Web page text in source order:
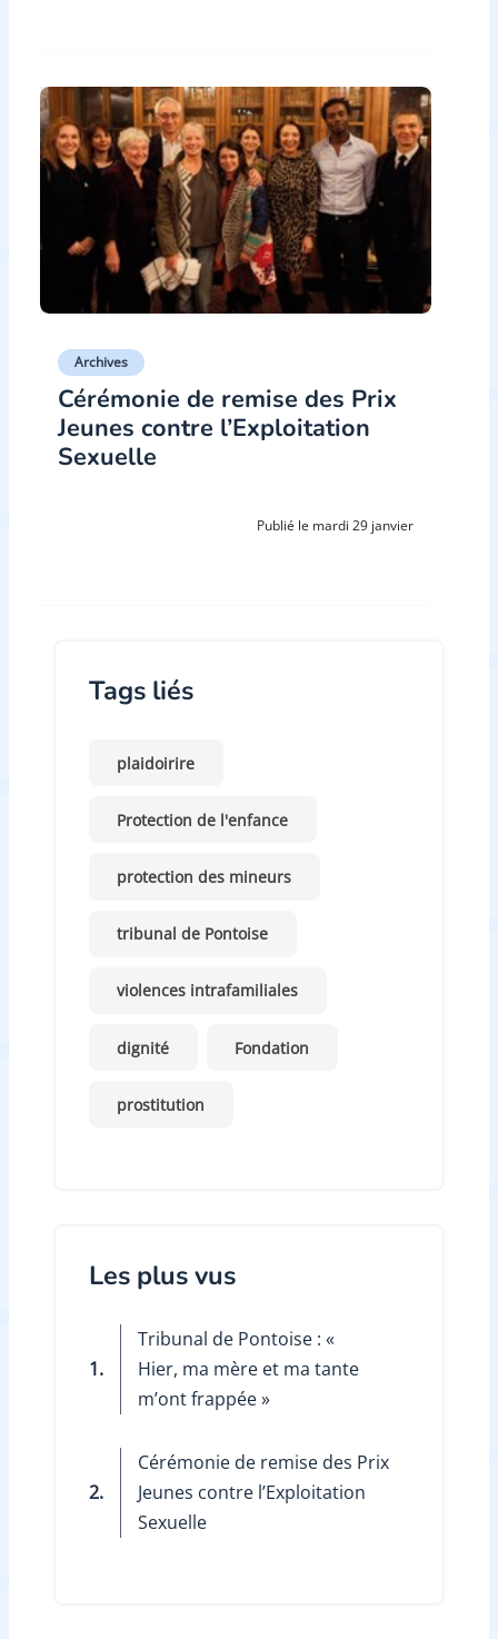
Archives
Cérémonie de remise des Prix
Jeunes contre l’Exploitation
Sexuelle
Publié le mardi 29 janvier
Tags liés
plaidoirire
Protection de l'enfance
protection des mineurs
tribunal de Pontoise
violences intrafamiliales
dignité Fondation
prostitution
Les plus vus
1.
Tribunal de Pontoise : «
Hier, ma mère et ma tante
m’ont frappée »
2.
Cérémonie de remise des Prix
Jeunes contre l’Exploitation
Sexuelle